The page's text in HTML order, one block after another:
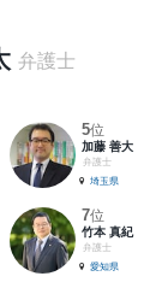
弁護士
5位
加藤 善大
弁護士
埼玉県
7位
竹本 真紀
弁護士
愛知県